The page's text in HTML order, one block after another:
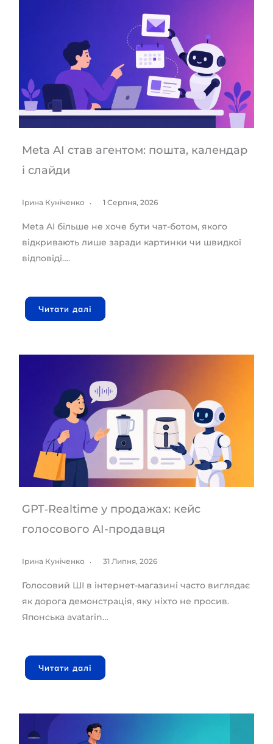
Meta AI став агентом: пошта, календар
і слайди
Ірина Куніченко 1 Серпня, 2026
Meta AI більше не хоче бути чат-ботом, якого
відкривають лише заради картинки чи швидкої
відповіді….
Читати далі
GPT‑Realtime у продажах: кейс
голосового AI-продавця
Ірина Куніченко 31 Липня, 2026
Голосовий ШІ в інтернет-магазині часто виглядає
як дорога демонстрація, яку ніхто не просив.
Японська avatarin…
Читати далі